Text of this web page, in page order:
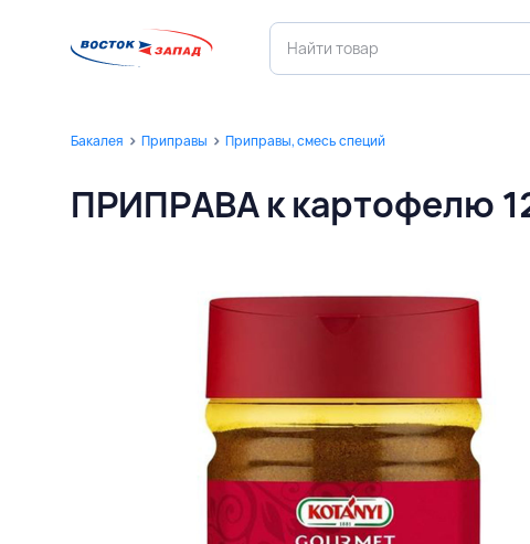
Бакалея Приправы Приправы, смесь специй
ПРИПРАВА к картофелю